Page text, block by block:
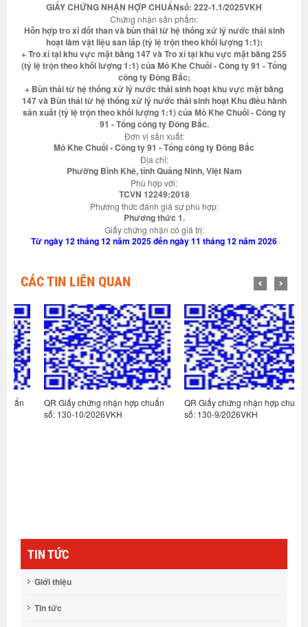
GIẤY CHỨNG NHẬN HỢP CHUẨNsố: 222-1.1/2025VKH
Chứng nhận sản phẩm:
Hỗn hợp tro xỉ đốt than và bùn thải từ hệ thống xử lý nước thải sinh
hoạt làm vật liệu san lấp (tỷ lệ trộn theo khối lượng 1:1):
+ Tro xỉ tại khu vực mặt bằng 147 và Tro xỉ tại khu vực mặt bằng 255
(tỷ lệ trộn theo khối lượng 1:1) của Mỏ Khe Chuối - Công ty 91 - Tổng
công ty Đông Bắc;
+ Bùn thải từ hệ thống xử lý nước thải sinh hoạt khu vực mặt bằng
147 và Bùn thải từ hệ thống xử lý nước thải sinh hoạt Khu điều hành
sản xuất (tỷ lệ trộn theo khối lượng 1:1) của Mỏ Khe Chuối - Công ty
91 - Tổng công ty Đông Bắc.
Đơn vị sản xuất:
Mỏ Khe Chuối - Công ty 91 - Tổng công ty Đông Bắc
Địa chỉ:
Phường Bình Khê, tỉnh Quảng Ninh, Việt Nam
Phù hợp với:
TCVN 12249:2018
Phương thức đánh giá sự phù hợp:
Phương thức 1.
Giấy chứng nhận có giá trị:
Từ ngày 12 tháng 12 năm 2025 đến ngày 11 tháng 12 năm 2026
CÁC TIN LIÊN QUAN
QR Giấy chứng nhận hợp chuẩn
số: 130-10/2026VKH
QR Giấy chứng nhận hợp chuẩn
số: 130-9/2026VKH
TIN TỨC
Giới thiệu
Tin tức